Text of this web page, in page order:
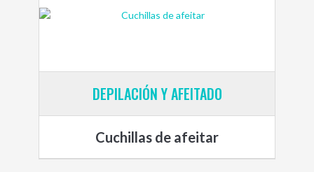
DEPILACIÓN Y AFEITADO
Cuchillas de afeitar